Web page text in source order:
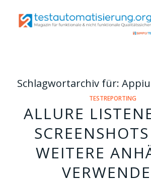
Schlagwortarchiv für:
TESTREPORTING
ALLURE
WEITERE